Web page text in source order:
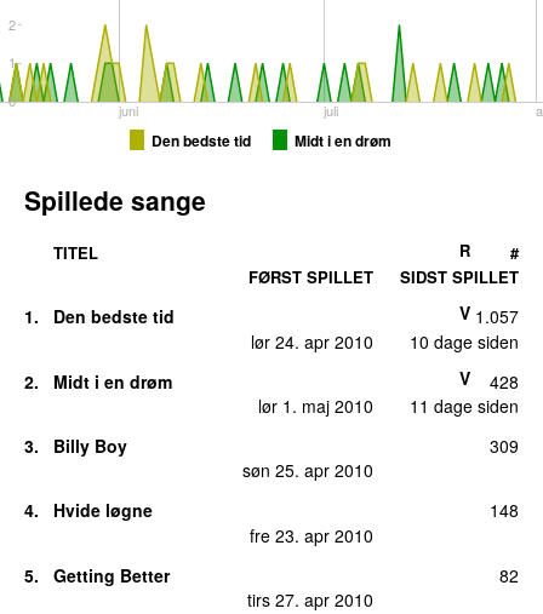
juni juli
0
1
2
Den bedste tid Midt i en drøm
Spillede sange
TITEL
FØRST SPILLET
SIDST SPILLET
R #
1.
Den bedste tid
lør 24. apr 2010
10 dage siden
V 1.057
2.
Midt i en drøm
lør 1. maj 2010
11 dage siden
V 428
3.
Billy Boy
søn 25. apr 2010
309
4.
Hvide løgne
fre 23. apr 2010
148
5.
Getting Better
tirs 27. apr 2010
82